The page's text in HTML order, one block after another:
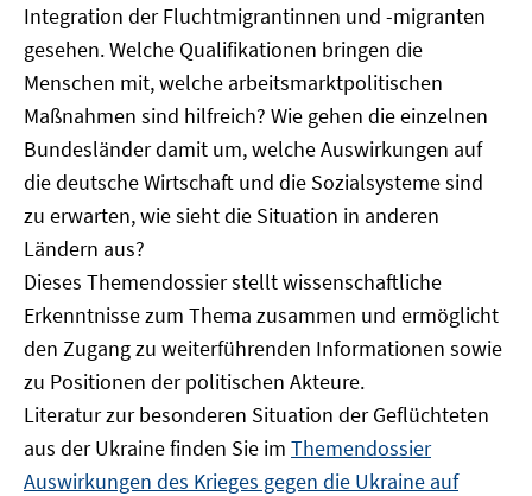
Integration der Fluchtmigrantinnen und -migranten
gesehen. Welche Qualifikationen bringen die
Menschen mit, welche arbeitsmarktpolitischen
Maßnahmen sind hilfreich? Wie gehen die einzelnen
Bundesländer damit um, welche Auswirkungen auf
die deutsche Wirtschaft und die Sozialsysteme sind
zu erwarten, wie sieht die Situation in anderen
Ländern aus?
Dieses Themendossier stellt wissenschaftliche
Erkenntnisse zum Thema zusammen und ermöglicht
den Zugang zu weiterführenden Informationen sowie
zu Positionen der politischen Akteure.
Literatur zur besonderen Situation der Geflüchteten
aus der Ukraine finden Sie im Themendossier
Auswirkungen des Krieges gegen die Ukraine auf